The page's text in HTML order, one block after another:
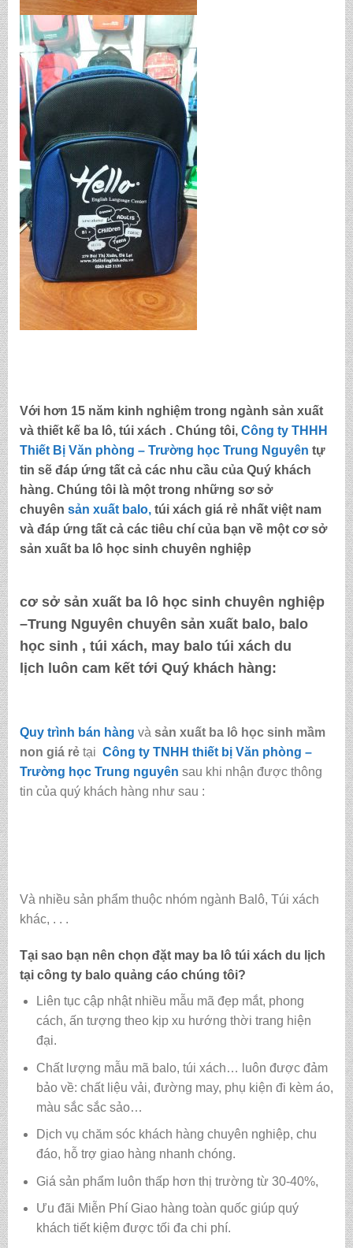
Với hơn 15 năm kinh nghiệm trong ngành sản xuất
và thiết kế ba lô, túi xách . Chúng tôi, Công ty THHH
Thiết Bị Văn phòng – Trường học Trung Nguyên tự
tin sẽ đáp ứng tất cả các nhu cầu của Quý khách
hàng. Chúng tôi là một trong những sơ sở
chuyên sản xuất balo,túi xách giá rẻ nhất việt nam
và đáp ứng tất cả các tiêu chí của bạn về một cơ sở
sản xuất ba lô học sinh chuyên nghiệp
cơ sở sản xuất ba lô học sinh chuyên nghiệp
–Trung Nguyên chuyên sản xuất balo, balo
học sinh , túi xách, may balo túi xách du
lịch luôn cam kết tới Quý khách hàng:
Quy trình bán hàng và sản xuất ba lô học sinh mầm
non giá rẻ tại Công ty TNHH thiết bị Văn phòng –
Trường học Trung nguyên sau khi nhận được thông
tin của quý khách hàng như sau :
Và nhiều sản phẩm thuộc nhóm ngành Balô, Túi xách
khác, . . .
Tại sao bạn nên chọn đặt may ba lô túi xách du lịch
tại công ty balo quảng cáo chúng tôi?
Liên tục cập nhật nhiều mẫu mã đẹp mắt, phong
cách, ấn tượng theo kịp xu hướng thời trang hiện
đại.
Chất lượng mẫu mã balo, túi xách…
luôn được đảm
bảo về: chất liệu vải, đường may, phụ kiện đi kèm áo,
màu sắc sắc sảo…
Dịch vụ chăm sóc khách hàng chuyên nghiệp, chu
đáo, hỗ trợ giao hàng nhanh chóng.
Giá sản phẩm luôn thấp hơn thị trường từ 30-40%,
Ưu đãi Miễn Phí Giao hàng toàn quốc giúp quý
khách tiết kiệm được tối đa chi phí.